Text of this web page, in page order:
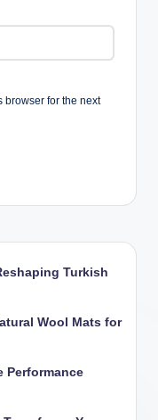
browser for the next
Turkish
Wool Mats for
Performance